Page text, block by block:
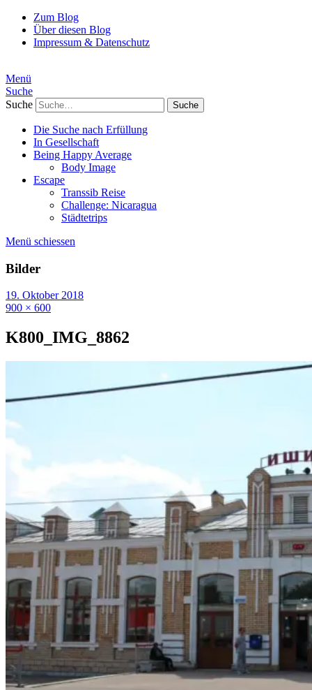
Zum Blog
Über diesen Blog
Impressum & Datenschutz
Menü
Suche
Suche
Die Suche nach Erfüllung
In Gesellschaft
Being Happy Average
Body Image
Escape
Transsib Reise
Challenge: Nicaragua
Städtetrips
Menü schiessen
Bilder
19. Oktober 2018
900 × 600
K800_IMG_8862